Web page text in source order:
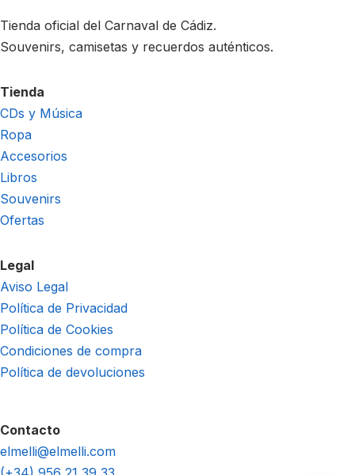
Tienda oficial del Carnaval de Cádiz.
Souvenirs, camisetas y recuerdos auténticos.
Tienda
CDs y Música
Ropa
Accesorios
Libros
Souvenirs
Ofertas
Legal
Aviso Legal
Política de Privacidad
Política de Cookies
Condiciones de compra
Política de devoluciones
Contacto
elmelli@elmelli.com